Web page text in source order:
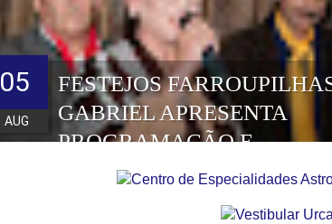
FESTEJOS
GABRIEL APRESENTA
PROGRAMAÇÃO E
HOMENAGEADOS DA
05
AUG